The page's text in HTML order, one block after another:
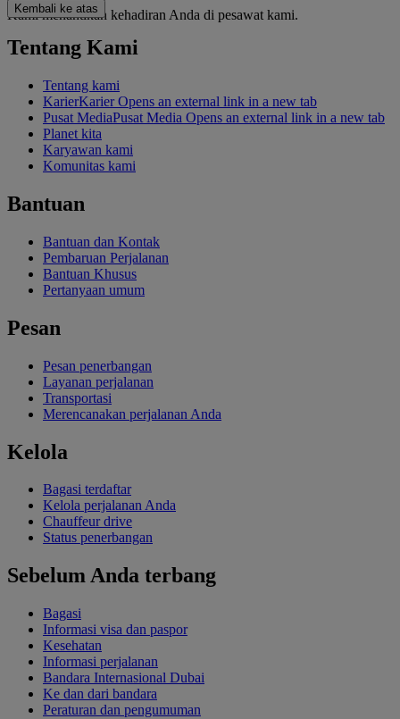
Kami menantikan kehadiran Anda di pesawat kami.
Kembali ke atas
Tentang Kami
Tentang kami
KarierKarier Opens an external link in a new tab
Pusat MediaPusat Media Opens an external link in a new tab
Planet kita
Karyawan kami
Komunitas kami
Bantuan
Bantuan dan Kontak
Pembaruan Perjalanan
Bantuan Khusus
Pertanyaan umum
Pesan
Pesan penerbangan
Layanan perjalanan
Transportasi
Merencanakan perjalanan Anda
Kelola
Bagasi terdaftar
Kelola perjalanan Anda
Chauffeur drive
Status penerbangan
Sebelum Anda terbang
Bagasi
Informasi visa dan paspor
Kesehatan
Informasi perjalanan
Bandara Internasional Dubai
Ke dan dari bandara
Peraturan dan pengumuman